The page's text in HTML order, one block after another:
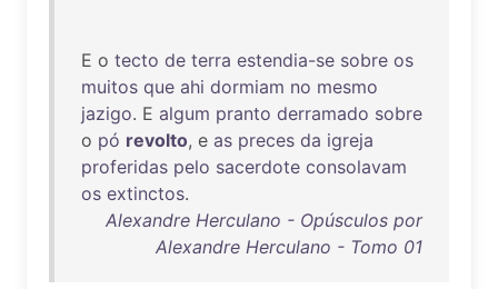
E o tecto de terra estendia-se sobre os
muitos que ahi dormiam no mesmo
jazigo. E algum pranto derramado sobre
o pó revolto, e as preces da igreja
proferidas pelo sacerdote consolavam
os extinctos.
Alexandre Herculano - Opúsculos por
Alexandre Herculano - Tomo 01